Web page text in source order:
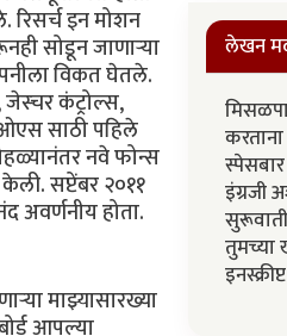
रिसर्च इन मोशन
सोडून जाणार्‍या
विकत घेतले.
कंट्रोल्स,
साठी पहिले
नवे फोन्स
केली. सप्टेंबर २०११
अवर्णनीय होता.
माझ्यासारख्या
आपल्या
लेखन
इंग्रजी
तुमच्या